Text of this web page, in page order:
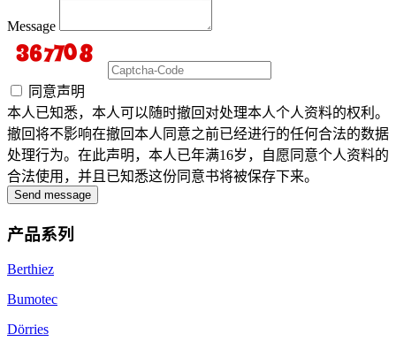
Message
同意声明
本人已知悉，本人可以随时撤回对处理本人个人资料的权利。
撤回将不影响在撤回本人同意之前已经进行的任何合法的数据
处理行为。在此声明，本人已年满16岁，自愿同意个人资料的
合法使用，并且已知悉这份同意书将被保存下来。
Send message
产品系列
Berthiez
Bumotec
Dörries